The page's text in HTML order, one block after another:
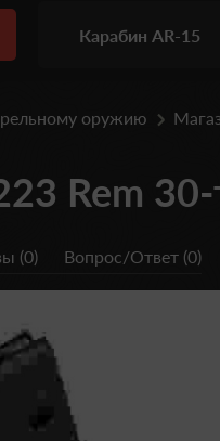
Карабин AR-15
оружию
Rem
(0) Вопрос/Ответ (0)